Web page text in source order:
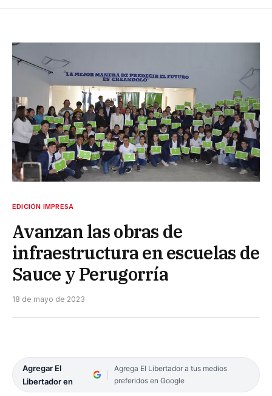
EDICIÓN IMPRESA
Avanzan las obras de
infraestructura en escuelas de
Sauce y Perugorría
18 de mayo de 2023
Agregar El
Libertador en
Agrega El Libertador a tus medios
preferidos en Google